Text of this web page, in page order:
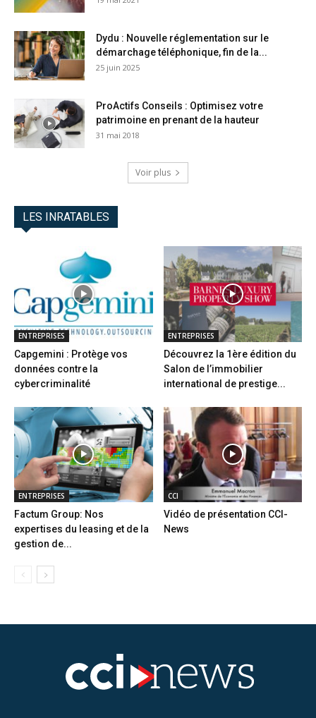
Dydu : Nouvelle réglementation sur le
démarchage téléphonique, fin de la...
25 juin 2025
ProActifs Conseils : Optimisez votre
patrimoine en prenant de la hauteur
31 mai 2018
Voir plus
LES INRATABLES
ENTREPRISES
Capgemini : Protège vos
données contre la
cybercriminalité
ENTREPRISES
Découvrez la 1ère édition du
Salon de l’immobilier
international de prestige...
ENTREPRISES
Factum Group: Nos
expertises du leasing et de la
gestion de...
CCI
Vidéo de présentation CCI-
News